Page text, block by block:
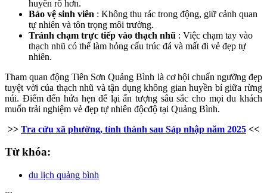
huyền rõ hơn.
Bảo vệ sinh viên : Không thu rác trong động, giữ cảnh quan
tự nhiên và tôn trọng môi trường.
Tránh chạm trực tiếp vào thạch nhũ : Việc chạm tay vào
thạch nhũ có thể làm hỏng cấu trúc đá và mất đi vẻ đẹp tự
nhiên.
Tham quan động Tiên Sơn Quảng Bình là cơ hội chuẩn ngưỡng đẹp
tuyệt vời của thạch nhũ và tận dụng không gian huyền bí giữa rừng
núi. Điểm đến hứa hẹn để lại ấn tượng sâu sắc cho mọi du khách
muốn trải nghiệm vẻ đẹp tự nhiên độcđộ tại Quảng Bình.
>> Tra cứu xã phường, tỉnh thành sau Sáp nhập năm 2025 <<
Từ khóa:
du lịch quảng bình